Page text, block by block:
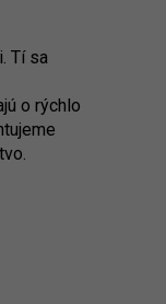
Tí sa
o rýchlo